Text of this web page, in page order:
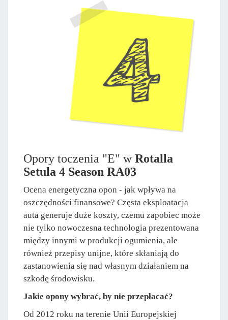
Opory toczenia "E" wRotalla
Setula 4 Season RA03
Ocena energetyczna opon - jak wpływa na
oszczędności finansowe? Częsta eksploatacja
auta generuje duże koszty, czemu zapobiec może
nie tylko nowoczesna technologia prezentowana
między innymi w produkcji ogumienia, ale
również przepisy unijne, które skłaniają do
zastanowienia się nad własnym działaniem na
szkodę środowisku.
Jakie opony wybrać, by nie przepłacać?
Od 2012 roku na terenie Unii Europejskiej